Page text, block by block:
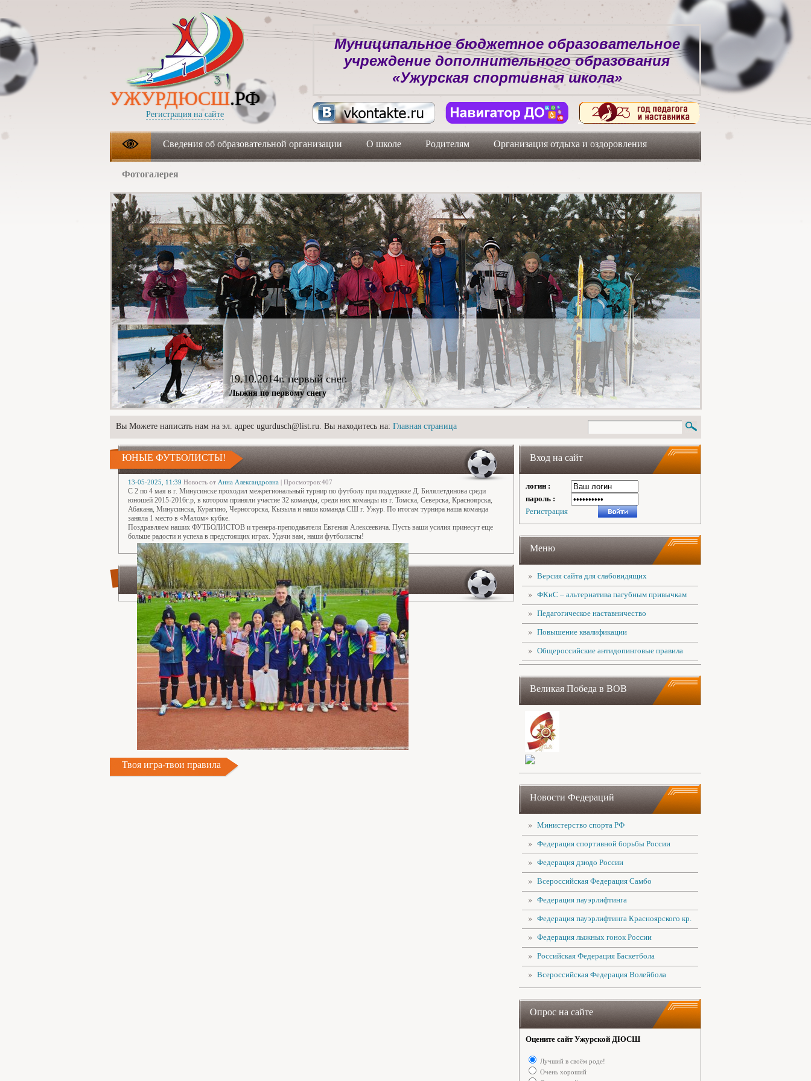
УЖУРДЮСШ.РФ
Регистрация на сайте
Муниципальное бюджетное образовательное
учреждение дополнительного образования
«Ужурская спортивная школа»
Сведения об образовательной организации О школе Родителям Организация отдыха и оздоровления
Фотогалерея
19.10.2014г. первый снег.
Лыжня по первому снегу
Вы Можете написать нам на эл. адрес ugurdusch@list.ru. Вы находитесь на: Главная страница
ЮНЫЕ ФУТБОЛИСТЫ!
13-05-2025, 11:39 Новость от Анна Александровна | Просмотров:407
С 2 по 4 мая в г. Минусинске проходил межрегиональный турнир по футболу при поддержке Д. Билялетдинова среди
юношей 2015-2016г.р, в котором приняли участие 32 команды, среди них команды из г. Томска, Северска, Красноярска,
Абакана, Минусинска, Курагино, Черногорска, Кызыла и наша команда СШ г. Ужур. По итогам турнира наша команда
заняла 1 место в «Малом» кубке.
Поздравляем наших ФУТБОЛИСТОВ и тренера-преподавателя Евгения Алексеевича. Пусть ваши усилия принесут еще
больше радости и успеха в предстоящих играх. Удачи вам, наши футболисты!
Твоя игра-твои правила
Вход на сайт
логин :
пароль :
Регистрация
Меню
Версия сайта для слабовидящих
ФКиС – альтернатива пагубным привычкам
Педагогическое наставничество
Повышение квалификации
Общероссийские антидопинговые правила
Великая Победа в ВОВ
Новости Федераций
Министерство спорта РФ
Федерация спортивной борьбы России
Федерация дзюдо России
Всероссийская Федерация Самбо
Федерация пауэрлифтинга
Федерация пауэрлифтинга Красноярского кр.
Федерация лыжных гонок России
Российская Федерация Баскетбола
Всероссийская Федерация Волейбола
Опрос на сайте
Оцените сайт Ужурской ДЮСШ
Лучший в своём роде!
Очень хороший